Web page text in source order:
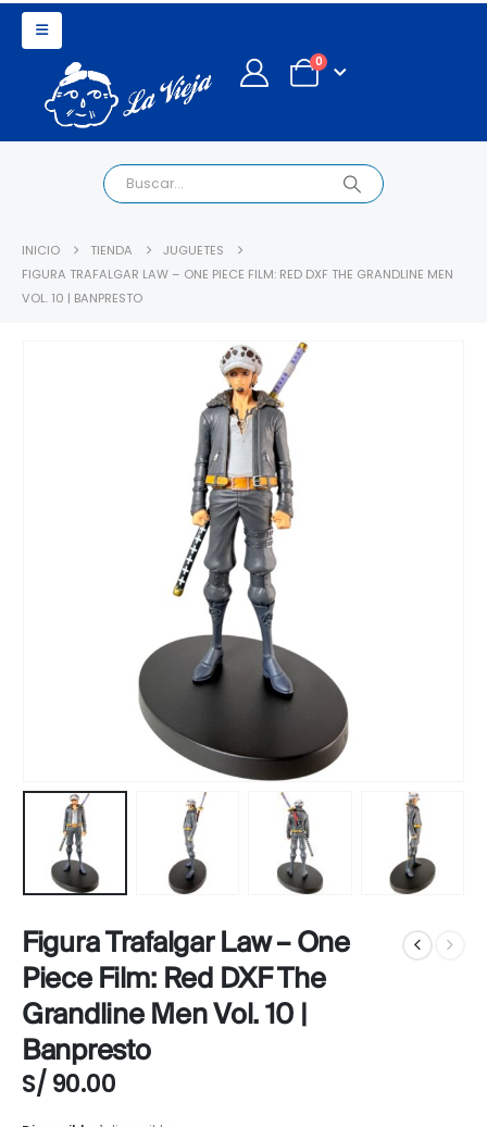
0
INICIO TIENDA
JUGUETES
FIGURA TRAFALGAR LAW – ONE PIECE FILM: RED DXF THE GRANDLINE MEN
VOL. 10 | BANPRESTO
Figura Trafalgar Law – One
Piece Film: Red DXF The
Grandline Men Vol. 10 |
Banpresto
S/ 90.00